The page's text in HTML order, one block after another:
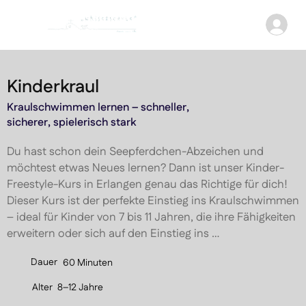
Kinderkraul
Kraulschwimmen lernen – schneller,
sicherer, spielerisch stark
Du hast schon dein Seepferdchen-Abzeichen und
möchtest etwas Neues lernen? Dann ist unser Kinder-
Freestyle-Kurs in Erlangen genau das Richtige für dich!
Dieser Kurs ist der perfekte Einstieg ins Kraulschwimmen
– ideal für Kinder von 7 bis 11 Jahren, die ihre Fähigkeiten
erweitern oder sich auf den Einstieg ins
In einer spielerischen und unterstützenden Umgebung
Dauer 60 Minuten
Alter 8–12 Jahre